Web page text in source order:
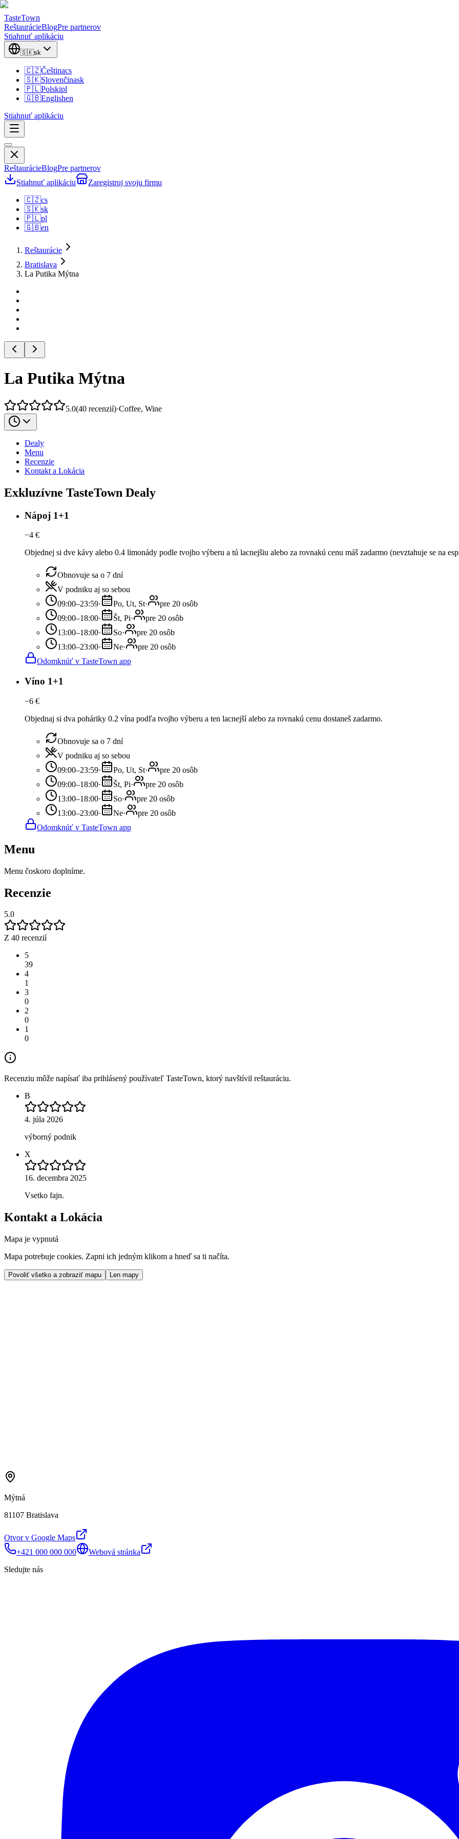
TasteTown
ReštaurácieBlogPre partnerov
Stiahnuť aplikáciu
🇸🇰sk
🇨🇿Češtinacs
🇸🇰Slovenčinask
🇵🇱Polskipl
🇬🇧Englishen
Stiahnuť aplikáciu
ReštaurácieBlogPre partnerov
Stiahnuť aplikáciu
Zaregistruj svoju firmu
🇨🇿cs
🇸🇰sk
🇵🇱pl
🇬🇧en
Reštaurácie
Bratislava
La Putika Mýtna
La Putika Mýtna
5.0(40 recenzií)·Coffee, Wine
Dealy
Menu
Recenzie
Kontakt a Lokácia
Exkluzívne TasteTown Dealy
Nápoj 1+1
−4 €
Objednej si dve kávy alebo 0.4 limonády podle tvojho výberu a tú lacnejšiu alebo za rovnakú cenu máš zadarmo (nevztahuje se na
Obnovuje sa o 7 dní
V podniku aj so sebou
09:00–23:59· Po, Ut, St·
pre 20 osôb
09:00–18:00· Št, Pi·
pre 20 osôb
13:00–18:00· So·
pre 20 osôb
13:00–23:00· Ne·
pre 20 osôb
Odomknúť v TasteTown app
Víno 1+1
−6 €
Objednaj si dva poháriky 0.2 vína podľa tvojho výberu a ten lacnejší alebo za rovnakú cenu dostaneš zadarmo.
Obnovuje sa o 7 dní
V podniku aj so sebou
09:00–23:59· Po, Ut, St·
pre 20 osôb
09:00–18:00· Št, Pi·
pre 20 osôb
13:00–18:00· So·
pre 20 osôb
13:00–23:00· Ne·
pre 20 osôb
Odomknúť v TasteTown app
Menu
Menu čoskoro doplníme.
Recenzie
5.0
Z 40 recenzií
5
39
4
1
3
0
2
0
1
0
Recenziu môže napísať iba prihlásený používateľ TasteTown, ktorý navštívil reštauráciu.
B
4. júla 2026
výborný podnik
X
16. decembra 2025
Vsetko fajn.
Kontakt a Lokácia
Mapa je vypnutá
Mapa potrebuje cookies. Zapni ich jedným klikom a hneď sa ti načíta.
Povoliť všetko a zobraziť mapu Len mapy
Mýtná
81107 Bratislava
Otvor v Google Maps
+421 000 000 000
Webová stránka
Sledujte nás